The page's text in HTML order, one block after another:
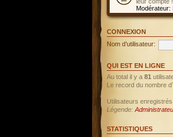
Modérateur:
CONNEXION
Nom d’utilisateur:
QUI EST EN LIGNE
Au total il y a 81
Le record du nombre
Utilisateurs
Légende:
STATISTIQUES